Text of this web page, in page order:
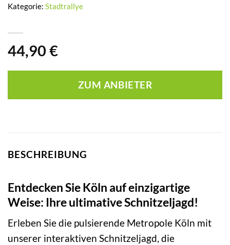
44,90 €
ZUM ANBIETER
Kategorie: Stadtrallye
BESCHREIBUNG
Entdecken Sie Köln auf einzigartige
Weise: Ihre ultimative Schnitzeljagd!
Erleben Sie die pulsierende Metropole Köln mit
unserer interaktiven Schnitzeljagd, die